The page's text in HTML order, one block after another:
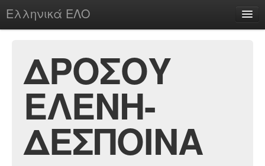
Ελληνικά ΕΛΟ
chesstu.be @ discord
Login
ΔΡΟΣΟΥ
ΕΛΕΝΗ-
ΔΕΣΠΟΙΝΑ